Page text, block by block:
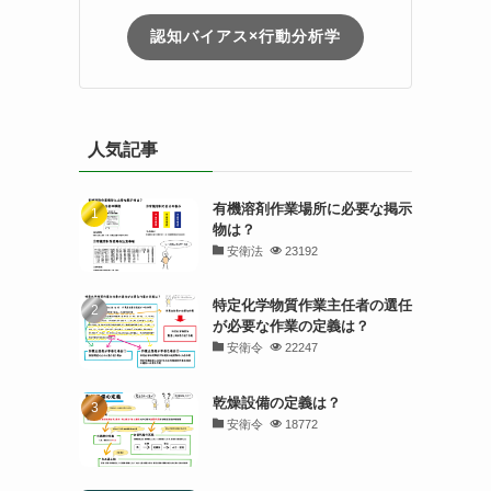
認知バイアス×行動分析学
人気記事
有機溶剤作業場所に必要な掲示
物は？
安衛法 23192
特定化学物質作業主任者の選任
が必要な作業の定義は？
安衛令 22247
乾燥設備の定義は？
安衛令 18772